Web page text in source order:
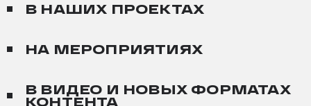
В НАШИХ ПРОЕКТАХ
НА МЕРОПРИЯТИЯХ
В ВИДЕО И НОВЫХ ФОРМАТАХ
КОНТЕНТА